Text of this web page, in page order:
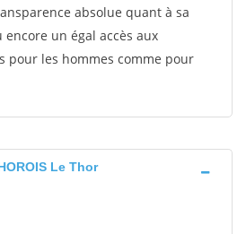
absolue quant à sa
un égal accès aux
pour les hommes comme pour
Le Thor